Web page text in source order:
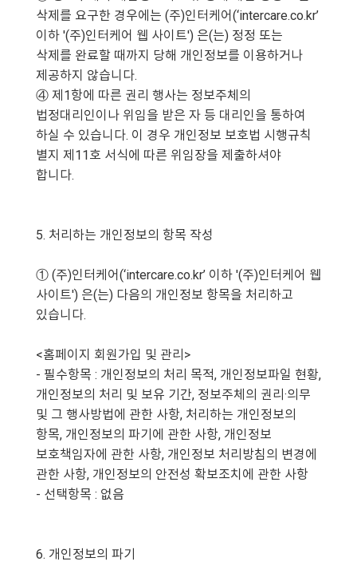
삭제를 요구한 경우에는 (주)인터케어(‘intercare.co.kr’
이하 '(주)인터케어 웹 사이트') 은(는) 정정 또는
삭제를 완료할 때까지 당해 개인정보를 이용하거나
제공하지 않습니다.
④ 제1항에 따른 권리 행사는 정보주체의
법정대리인이나 위임을 받은 자 등 대리인을 통하여
하실 수 있습니다. 이 경우 개인정보 보호법 시행규칙
별지 제11호 서식에 따른 위임장을 제출하셔야
합니다.
5. 처리하는 개인정보의 항목 작성
① (주)인터케어(‘intercare.co.kr’ 이하 '(주)인터케어 웹
사이트') 은(는) 다음의 개인정보 항목을 처리하고
있습니다.
<홈페이지 회원가입 및 관리>
- 필수항목 : 개인정보의 처리 목적, 개인정보파일 현황,
개인정보의 처리 및 보유 기간, 정보주체의 권리·의무
및 그 행사방법에 관한 사항, 처리하는 개인정보의
항목, 개인정보의 파기에 관한 사항, 개인정보
보호책임자에 관한 사항, 개인정보 처리방침의 변경에
관한 사항, 개인정보의 안전성 확보조치에 관한 사항
- 선택항목 : 없음
6. 개인정보의 파기